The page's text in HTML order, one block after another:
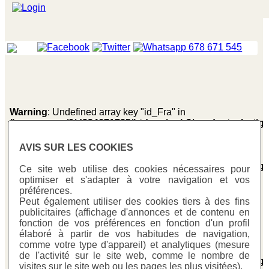
AVIS SUR LES COOKIES
Ce site web utilise des cookies nécessaires pour
optimiser et s'adapter à votre navigation et vos
préférences.
Peut également utiliser des cookies tiers à des fins
publicitaires (affichage d'annonces et de contenu en
fonction de vos préférences en fonction d'un profil
élaboré à partir de vos habitudes de navigation,
comme votre type d'appareil) et analytiques (mesure
de l'activité sur le site web, comme le nombre de
visites sur le site web ou les pages les plus visitées).
Warning: Undefined array key "id_Fra" in
/homepages/0/d334671725/htdocs/web3/
/homepages/0/d334671725/htdocs/web3/
on line287
soporte_parte_electrica
PrixUn:
Warning: Undefined variable $cfg_preus_sense_iva in
/homepages/0/d334671725/htdocs/web3/